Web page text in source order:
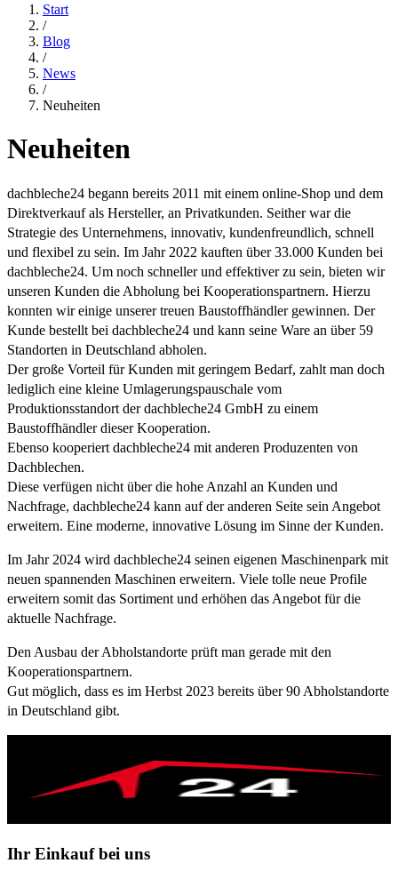
Start
/
Blog
/
News
/
Neuheiten
Neuheiten
dachbleche24 begann bereits 2011 mit einem online-Shop und dem
Direktverkauf als Hersteller, an Privatkunden. Seither war die
Strategie des Unternehmens, innovativ, kundenfreundlich, schnell
und flexibel zu sein. Im Jahr 2022 kauften über 33.000 Kunden bei
dachbleche24. Um noch schneller und effektiver zu sein, bieten wir
unseren Kunden die Abholung bei Kooperationspartnern. Hierzu
konnten wir einige unserer treuen Baustoffhändler gewinnen. Der
Kunde bestellt bei dachbleche24 und kann seine Ware an über 59
Standorten in Deutschland abholen.
Der große Vorteil für Kunden mit geringem Bedarf, zahlt man doch
lediglich eine kleine Umlagerungspauschale vom
Produktionsstandort der dachbleche24 GmbH zu einem
Baustoffhändler dieser Kooperation.
Ebenso kooperiert dachbleche24 mit anderen Produzenten von
Dachblechen.
Diese verfügen nicht über die hohe Anzahl an Kunden und
Nachfrage, dachbleche24 kann auf der anderen Seite sein Angebot
erweitern. Eine moderne, innovative Lösung im Sinne der Kunden.
Im Jahr 2024 wird dachbleche24 seinen eigenen Maschinenpark mit
neuen spannenden Maschinen erweitern. Viele tolle neue Profile
erweitern somit das Sortiment und erhöhen das Angebot für die
aktuelle Nachfrage.
Den Ausbau der Abholstandorte prüft man gerade mit den
Kooperationspartnern.
Gut möglich, dass es im Herbst 2023 bereits über 90 Abholstandorte
in Deutschland gibt.
Ihr Einkauf bei uns